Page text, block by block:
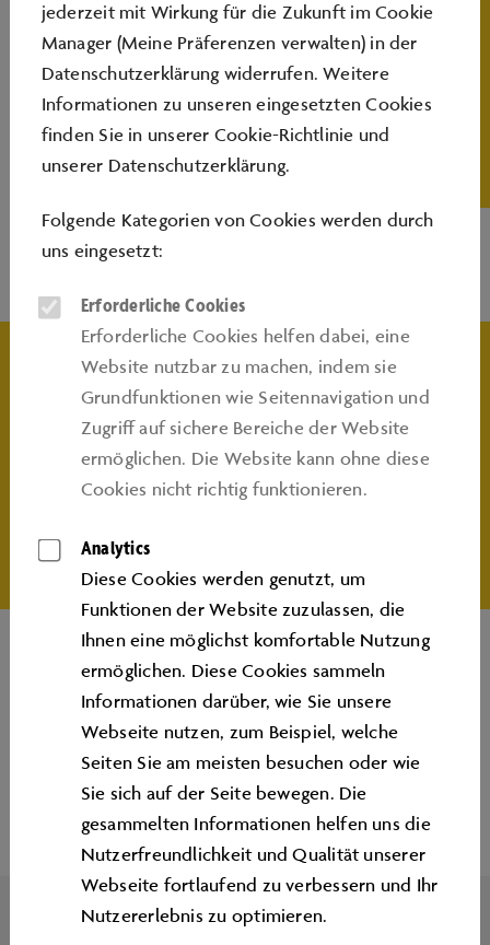
Plots, bunten Perlen und unzähligen
Kombinationsmöglichkeiten entwirft jede und jeder
Teilnehmende zwei einzigartige Armbänder – perfekt
für echte Festival-Vibes.Ein Angebot, das Design,
Individualität und Festival‑Feeling verbindet – zum
Mitnehmen und Tragen.
INFOS
Beginn: 10:30 Uhr | Dauer: jeweils 45 - 60 Minuten | Ort:
Autostadt | Nur für Kinder ab 8 Jahren
Mehrere Termine / 10:30 - 15:30 Uhr / Werkstationen
Seitenanfang
jederzeit mit Wirkung für die Zukunft im Cookie
Manager (Meine Präferenzen verwalten) in der
Datenschutzerklärung widerrufen. Weitere
Informationen zu unseren eingesetzten Cookies
finden Sie in unserer Cookie-Richtlinie und
unserer Datenschutzerklärung.
Folgende Kategorien von Cookies werden durch
uns eingesetzt:
Erforderliche Cookies
Erforderliche Cookies helfen dabei, eine
Website nutzbar zu machen, indem sie
Grundfunktionen wie Seitennavigation und
Zugriﬀ auf sichere Bereiche der Website
ermöglichen. Die Website kann ohne diese
Cookies nicht richtig funktionieren.
Analytics
Diese Cookies werden genutzt, um
Funktionen der Website zuzulassen, die
Ihnen eine möglichst komfortable Nutzung
ermöglichen. Diese Cookies sammeln
Informationen darüber, wie Sie unsere
Webseite nutzen, zum Beispiel, welche
Seiten Sie am meisten besuchen oder wie
Sie sich auf der Seite bewegen. Die
gesammelten Informationen helfen uns die
Nutzerfreundlichkeit und Qualität unserer
Webseite fortlaufend zu verbessern und Ihr
Nutzererlebnis zu optimieren.